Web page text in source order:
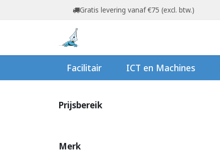
Overslaan naar inhoudGratis levering vanaf €75 (excl. btw.)
Facilitair ICT en Machines
Prijsbereik
Merk